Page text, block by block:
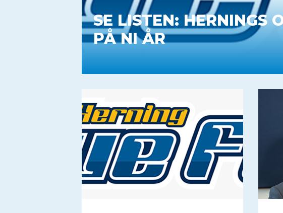
SE LISTEN: HERNINGS
PÅ NI ÅR